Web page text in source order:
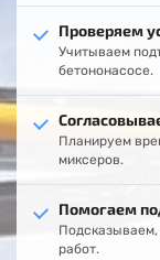
Проверяем
Учитываем
бетононасосе.
Планируем
миксеров.
Помогаем
Подсказываем,
работ.